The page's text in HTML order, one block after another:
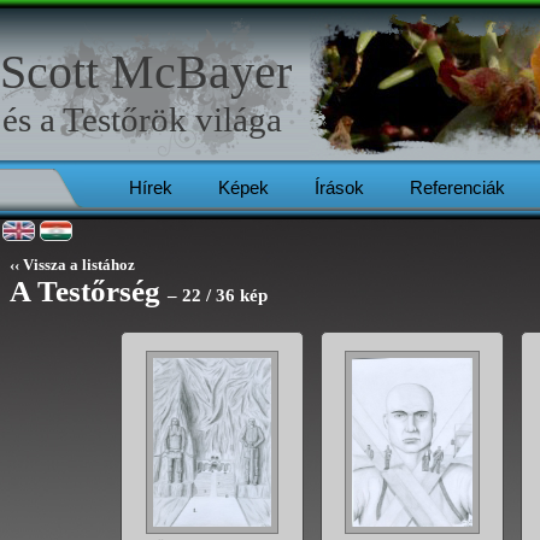
Hírek Képek Írások Referenciák
Scott McBayer
és aTestőrökvilága
‹‹ Vissza a listához
A Testőrség– 22 / 36 kép